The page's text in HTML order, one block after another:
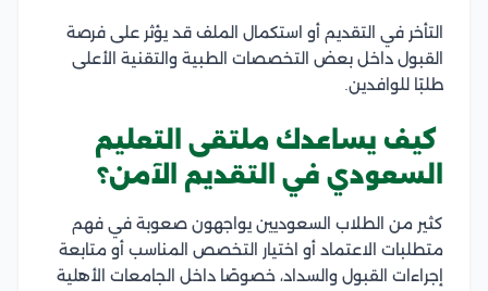
التأخر في التقديم أو استكمال الملف قد يؤثر على فرصة
القبول داخل بعض التخصصات الطبية والتقنية الأعلى
طلبًا للوافدين.
كيف يساعدك ملتقى التعليم
السعودي في التقديم الآمن؟
كثير من الطلاب السعوديين يواجهون صعوبة في فهم
متطلبات الاعتماد أو اختيار التخصص المناسب أو متابعة
إجراءات القبول والسداد، خصوصًا داخل الجامعات الأهلية